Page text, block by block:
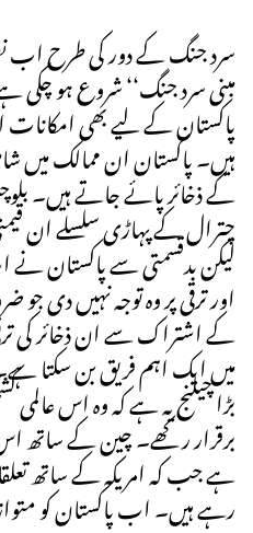
سرد جنگ کے دور کی طرح اب
مبنی سرد جنگ‘‘ شروع ہو
پاکستان کے لیے بھی
ہیں۔ پاکستان ان ممالک میں
کے ذخائر پائے جاتے ہیں۔
چترال کے پہاڑی سلسلے ان
لیکن بدقسمتی سے پاکستان
اور ترقی پر وہ توجہ نہیں دی
کے اشتراک سے ان ذخائر کی
میں ایک اہم فریق بن
بڑا چیلنج یہ ہے کہ وہ اس
برقرار رکھے۔ چین کے ساتھ
ہے جب کہ امریکہ کے ساتھ
رہے ہیں۔ اب پاکستان کو